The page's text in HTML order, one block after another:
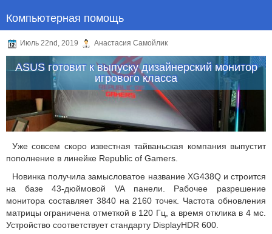
Компьютерная помощь
Июль 22nd, 2019 Анастасия Самойлик
ASUS готовит к выпуску дизайнерский монитор
игрового класса
Уже совсем скоро известная тайваньская компания выпустит
пополнение в линейке Republic of Gamers.
Новинка получила замысловатое название XG438Q и строится
на базе 43-дюймовой VA панели. Рабочее разрешение
монитора составляет 3840 на 2160 точек. Частота обновления
матрицы ограничена отметкой в 120 Гц, а время отклика в 4 мс.
Устройство соответствует стандарту DisplayHDR 600.